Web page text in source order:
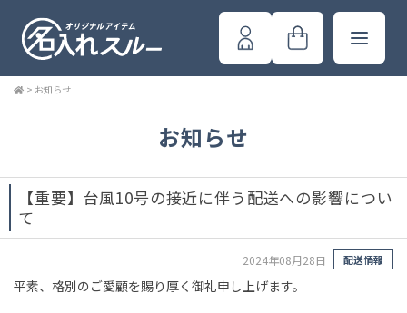
> お知らせ
お知らせ
【重要】台風10号の接近に伴う配送への影響につい
て
2024年08月28日 配送情報
平素、格別のご愛顧を賜り厚く御礼申し上げます。